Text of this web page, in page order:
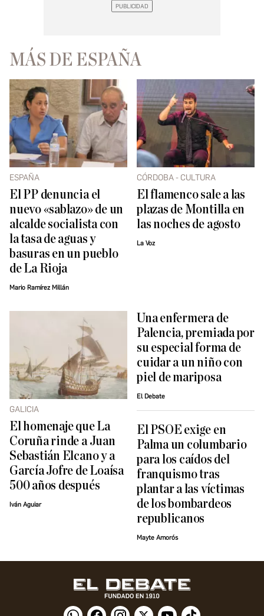
MÁS DE ESPAÑA
ESPAÑA
El PP denuncia el
nuevo «sablazo» de un
alcalde socialista con
la tasa de aguas y
basuras en un pueblo
de La Rioja
Mario Ramírez Millán
CÓRDOBA - CULTURA
El flamenco sale a las
plazas de Montilla en
las noches de agosto
La Voz
GALICIA
El homenaje que La
Coruña rinde a Juan
Sebastián Elcano y a
García Jofre de Loaísa
500 años después
Iván Aguiar
Una enfermera de
Palencia, premiada por
su especial forma de
cuidar a un niño con
piel de mariposa
El Debate
El PSOE exige en
Palma un columbario
para los caídos del
franquismo tras
plantar a las víctimas
de los bombardeos
republicanos
Mayte Amorós